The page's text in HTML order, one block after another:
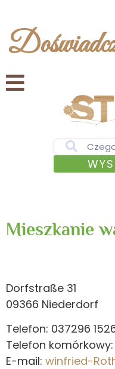
Mieszkanie
Dorfstraße 31
09366 Niederdorf
Telefon: 037296
Telefon komórkowy:
E-mail: winfried-